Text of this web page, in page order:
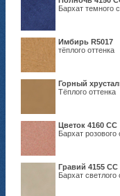
Бархат темного
Имбирь R5017
тёплого оттенка
Горный
Тёплого оттенка
Цветок 4160 СС
Бархат розового
Гравий 4155 СС
Бархат светлого